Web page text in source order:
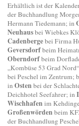
Erhältlich ist der
der Buchhandlung
Hermann Tiedemann; in
Neuhausbei Wiebkes
Cadenbergebei Firma
Geversdorfbeim
Oberndorfbeim
„Kombüse 53 Grad
bei Peschel im Zentrum;
in Osten bei der
Deichhotel Seefahrer; in
Wischhafen im
Großenwörden beim
der Buchhandlung